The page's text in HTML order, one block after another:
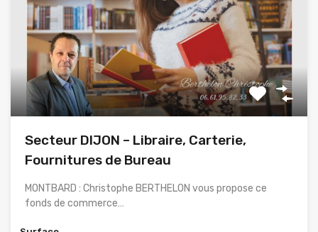
Secteur DIJON – Libraire, Carterie,
Fournitures de Bureau
MONTBARD : Christophe BERTHELON vous propose ce
fonds de commerce…